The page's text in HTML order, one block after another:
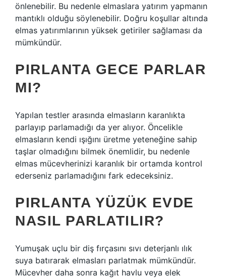
önlenebilir. Bu nedenle elmaslara yatırım yapmanın
mantıklı olduğu söylenebilir. Doğru koşullar altında
elmas yatırımlarının yüksek getiriler sağlaması da
mümkündür.
PIRLANTA GECE PARLAR
MI?
Yapılan testler arasında elmasların karanlıkta
parlayıp parlamadığı da yer alıyor. Öncelikle
elmasların kendi ışığını üretme yeteneğine sahip
taşlar olmadığını bilmek önemlidir, bu nedenle
elmas mücevherinizi karanlık bir ortamda kontrol
ederseniz parlamadığını fark edeceksiniz.
PIRLANTA YÜZÜK EVDE
NASIL PARLATILIR?
Yumuşak uçlu bir diş fırçasını sıvı deterjanlı ılık
suya batırarak elmasları parlatmak mümkündür.
Mücevher daha sonra kağıt havlu veya elek